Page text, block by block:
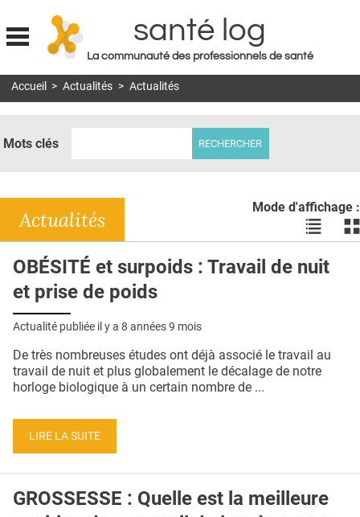
Jump to navigation
santé log
La communauté des professionnels de santé
MON COMPTE
DOSSIERS
RÉSEAUX
E-REVUE SAD
THÉMA
QUI SOMMES-NOUS ?
CONDITIONS GÉNÉRALES
CRÉDITS
Accueil > Actualités > Actualités
Mots clés
Mode d'affichage :
Voir
les
en
les
Actualités
OBÉSITÉ et surpoids : Travail de nuit
et prise de poids
Actualité publiée il y a 8 années 9 mois
De très nombreuses études ont déjà associé le travail au
travail de nuit et plus globalement le décalage de notre
horloge biologique à un certain nombre de ...
LIRE LA SUITE
GROSSESSE : Quelle est la meilleure